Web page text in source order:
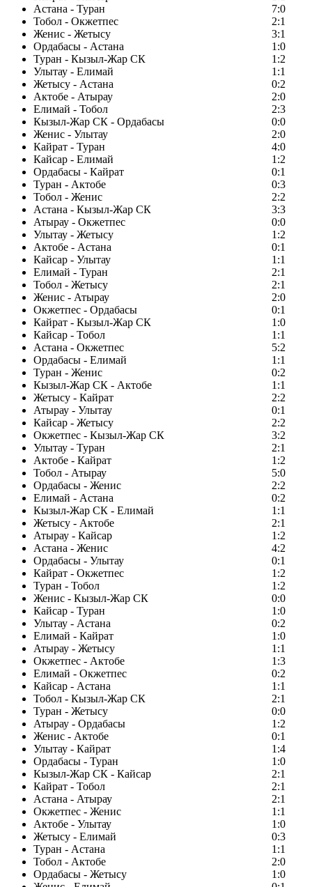
Астана - Туран
7:0
Тобол - Окжетпес
2:1
Женис - Жетысу
3:1
Ордабасы - Астана
1:0
Туран - Кызыл-Жар СК
1:2
Улытау - Елимай
1:1
Жетысу - Астана
0:2
Актобе - Атырау
2:0
Елимай - Тобол
2:3
Кызыл-Жар СК - Ордабасы
0:0
Женис - Улытау
2:0
Кайрат - Туран
4:0
Кайсар - Елимай
1:2
Ордабасы - Кайрат
0:1
Туран - Актобе
0:3
Тобол - Женис
2:2
Астана - Кызыл-Жар СК
3:3
Атырау - Окжетпес
0:0
Улытау - Жетысу
1:2
Актобе - Астана
0:1
Кайсар - Улытау
1:1
Елимай - Туран
2:1
Тобол - Жетысу
2:1
Женис - Атырау
2:0
Окжетпес - Ордабасы
0:1
Кайрат - Кызыл-Жар СК
1:0
Кайсар - Тобол
1:1
Астана - Окжетпес
5:2
Ордабасы - Елимай
1:1
Туран - Женис
0:2
Кызыл-Жар СК - Актобе
1:1
Жетысу - Кайрат
2:2
Атырау - Улытау
0:1
Кайсар - Жетысу
2:2
Окжетпес - Кызыл-Жар СК
3:2
Улытау - Туран
2:1
Актобе - Кайрат
1:2
Тобол - Атырау
5:0
Ордабасы - Женис
2:2
Елимай - Астана
0:2
Кызыл-Жар СК - Елимай
1:1
Жетысу - Актобе
2:1
Атырау - Кайсар
1:2
Астана - Женис
4:2
Ордабасы - Улытау
0:1
Кайрат - Окжетпес
1:2
Туран - Тобол
1:2
Женис - Кызыл-Жар СК
0:0
Кайсар - Туран
1:0
Улытау - Астана
0:2
Елимай - Кайрат
1:0
Атырау - Жетысу
1:1
Окжетпес - Актобе
1:3
Елимай - Окжетпес
0:2
Кайсар - Астана
1:1
Тобол - Кызыл-Жар СК
2:1
Туран - Жетысу
0:0
Атырау - Ордабасы
1:2
Женис - Актобе
0:1
Улытау - Кайрат
1:4
Ордабасы - Туран
1:0
Кызыл-Жар СК - Кайсар
2:1
Кайрат - Тобол
2:1
Астана - Атырау
2:1
Окжетпес - Женис
1:1
Актобе - Улытау
1:0
Жетысу - Елимай
0:3
Туран - Астана
1:1
Тобол - Актобе
2:0
Ордабасы - Жетысу
1:0